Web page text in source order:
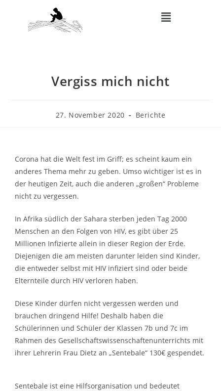
Vergiss mich nicht
27. November 2020 Berichte
Corona hat die Welt fest im Griff; es scheint kaum ein
anderes Thema mehr zu geben. Umso wichtiger ist es in
der heutigen Zeit, auch die anderen „großen“ Probleme
nicht zu vergessen.
In Afrika südlich der Sahara sterben jeden Tag 2000
Menschen an den Folgen von HIV, es gibt über 25
Millionen Infizierte allein in dieser Region der Erde.
Diejenigen die am meisten darunter leiden sind Kinder,
die entweder selbst mit HIV infiziert sind oder beide
Elternteile durch HIV verloren haben.
Diese Kinder dürfen nicht vergessen werden und
brauchen dringend Hilfe! Deshalb haben die
Schülerinnen und Schüler der Klassen 7b und 7c im
Rahmen des Gesellschaftswissenschaftenunterrichts mit
ihrer Lehrerin Frau Dietz an „Sentebale“ 130€ gespendet.
Sentebale ist eine Hilfsorganisation und bedeutet